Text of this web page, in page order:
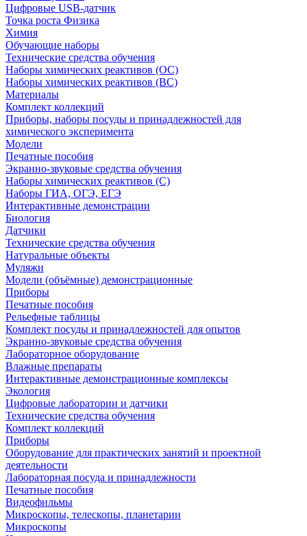
Цифровые USB-датчик
Точка роста Физика
Химия
Обучающие наборы
Технические средства обучения
Наборы химических реактивов (ОС)
Наборы химических реактивов (ВС)
Материалы
Комплект коллекций
Приборы, наборы посуды и принадлежностей для
химического эксперимента
Модели
Печатные пособия
Экранно-звуковые средства обучения
Наборы химических реактивов (С)
Наборы ГИА, ОГЭ, ЕГЭ
Интерактивные демонстрации
Биология
Датчики
Технические средства обучения
Натуральные объекты
Муляжи
Модели (объёмные) демонстрационные
Приборы
Печатные пособия
Рельефные таблицы
Комплект посуды и принадлежностей для опытов
Экранно-звуковые средства обучения
Лабораторное оборудование
Влажные препараты
Интерактивные демонстрационные комплексы
Экология
Цифровые лаборатории и датчики
Технические средства обучения
Комплект коллекций
Приборы
Оборудование для практических занятий и проектной
деятельности
Лабораторная посуда и принадлежности
Печатные пособия
Видеофильмы
Микроскопы, телескопы, планетарии
Микроскопы